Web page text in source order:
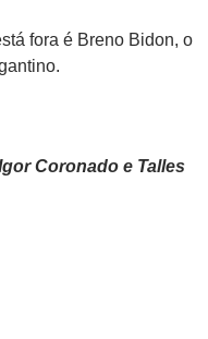
fora é Breno Bidon, o
Coronado e Talles